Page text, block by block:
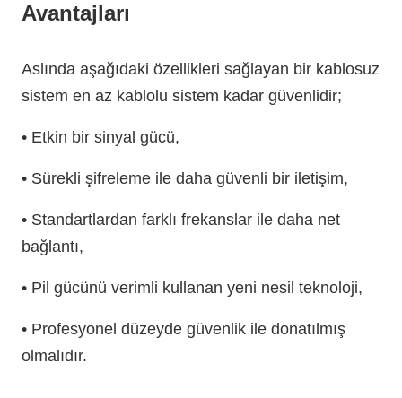
Avantajları
Aslında aşağıdaki özellikleri sağlayan bir kablosuz
sistem en az kablolu sistem kadar güvenlidir;
• Etkin bir sinyal gücü,
• Sürekli şifreleme ile daha güvenli bir iletişim,
• Standartlardan farklı frekanslar ile daha net
bağlantı,
• Pil gücünü verimli kullanan yeni nesil teknoloji,
• Profesyonel düzeyde güvenlik ile donatılmış
olmalıdır.